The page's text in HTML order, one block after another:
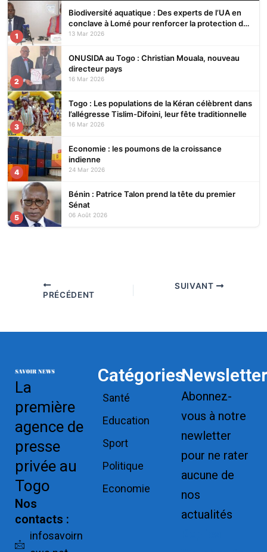
1
Biodiversité aquatique : Des experts de l’UA en
conclave à Lomé pour renforcer la protection des
écosystèmes
13 Mar 2026
2
ONUSIDA au Togo : Christian Mouala, nouveau
directeur pays
16 Mar 2026
3
Togo : Les populations de la Kéran célèbrent dans
l’allégresse Tislim-Difoini, leur fête traditionnelle
16 Mar 2026
4
Economie : les poumons de la croissance
indienne
24 Mar 2026
5
Bénin : Patrice Talon prend la tête du premier
Sénat
06 Août 2026
PRÉCÉDENT
SUIVANT
La
première
agence de
presse
privée au
Togo
Nos
contacts :
infosavoirn
Catégories
Santé
Education
Sport
Politique
Economie
Newsletter
Abonnez-
vous à notre
newletter
pour ne rater
aucune de
nos
actualités